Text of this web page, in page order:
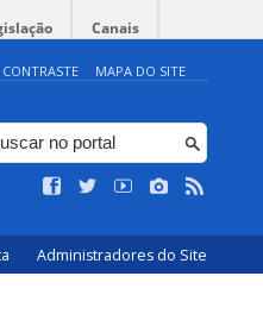
Canais
MAPA DO SITE
Administradores do Site